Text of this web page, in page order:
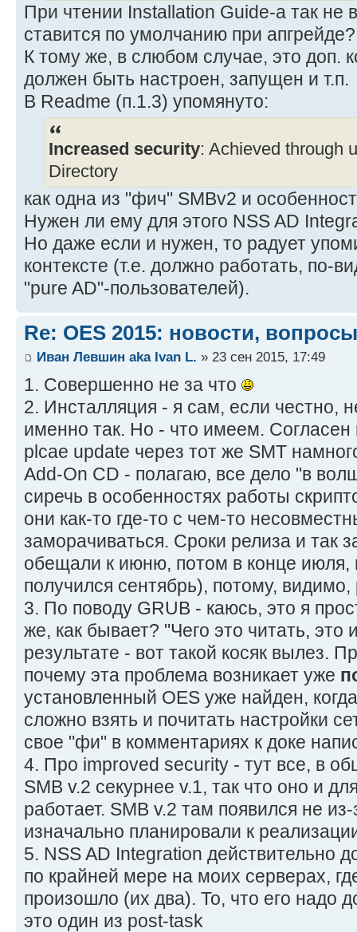
При чтении Installation Guide-а так не
ставится по умолчанию при апгрейде?
К тому же, в слюбом случае, это доп.
должен быть настроен, запущен и т.п.
В Readme (п.1.3) упомянуто:
Increased security: Achieved through
Directory
как одна из "фич" SMBv2 и
Нужен ли ему для этого NSS AD
Но даже если и нужен, то радует
контексте (т.е. должно работать, по-
"pure AD"-пользователей).
Re: OES 2015: новости,
Иван Левшин aka Ivan L. » 23 сен 2015, 17:49
1. Совершенно не за что
2. Инсталляция - я сам, если честно,
именно так. Но - что имеем. Согласен
plcae update через тот же SMT
Add-On CD - полагаю, все дело "в
сиречь в особенностях работы
они как-то где-то с чем-то
заморачиваться. Сроки релиза и так
обещали к июню, потом в конце июля,
получился сентябрь), потому,
3. По поводу GRUB - каюсь, это я
же, как бывает? "Чего это читать, это
результате - вот такой косяк вылез.
почему эта проблема возникает уже
установленный OES уже найден,
сложно взять и почитать настройки
свое "фи" в комментариях к доке
4. Про improved security - тут все, в
SMB v.2 секурнее v.1, так что оно и
работает. SMB v.2 там появился не
изначально планировали к
5. NSS AD Integration действительно
по крайней мере на моих серверах,
произошло (их два). То, что его надо
это один из post-task